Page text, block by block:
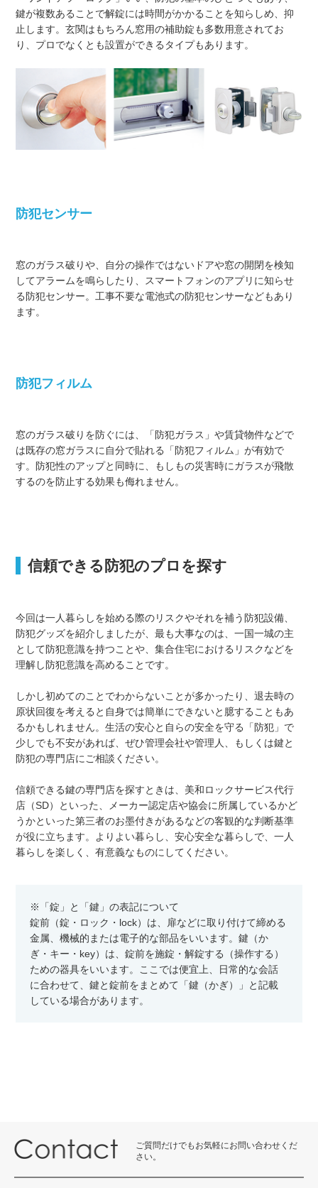
鍵が複数あることで解錠には時間がかかることを知らしめ、抑
止します。玄関はもちろん窓用の補助錠も多数用意されてお
り、プロでなくとも設置ができるタイプもあります。
防犯センサー
窓のガラス破りや、自分の操作ではないドアや窓の開閉を検知
してアラームを鳴らしたり、スマートフォンのアプリに知らせ
る防犯センサー。工事不要な電池式の防犯センサーなどもあり
ます。
防犯フィルム
窓のガラス破りを防ぐには、「防犯ガラス」や賃貸物件などで
は既存の窓ガラスに自分で貼れる「防犯フィルム」が有効で
す。防犯性のアップと同時に、もしもの災害時にガラスが飛散
するのを防止する効果も侮れません。
信頼できる防犯のプロを探す
今回は一人暮らしを始める際のリスクやそれを補う防犯設備、
防犯グッズを紹介しましたが、最も大事なのは、一国一城の主
として防犯意識を持つことや、集合住宅におけるリスクなどを
理解し防犯意識を高めることです。
しかし初めてのことでわからないことが多かったり、退去時の
原状回復を考えると自身では簡単にできないと臆することもあ
るかもしれません。生活の安心と自らの安全を守る「防犯」で
少しでも不安があれば、ぜひ管理会社や管理人、もしくは鍵と
防犯の専門店にご相談ください。
信頼できる鍵の専門店を探すときは、美和ロックサービス代行
店（SD）といった、メーカー認定店や協会に所属しているかど
うかといった第三者のお墨付きがあるなどの客観的な判断基準
が役に立ちます。よりよい暮らし、安心安全な暮らしで、一人
暮らしを楽しく、有意義なものにしてください。
※「錠」と「鍵」の表記について
錠前（錠・ロック・lock）は、扉などに取り付けて締める
金属、機械的または電子的な部品をいいます。鍵（か
ぎ・キー・key）は、錠前を施錠・解錠する（操作する）
ための器具をいいます。ここでは便宜上、日常的な会話
に合わせて、鍵と錠前をまとめて「鍵（かぎ）」と記載
している場合があります。
ご質問だけでもお気軽にお問い合わせくだ
さい。